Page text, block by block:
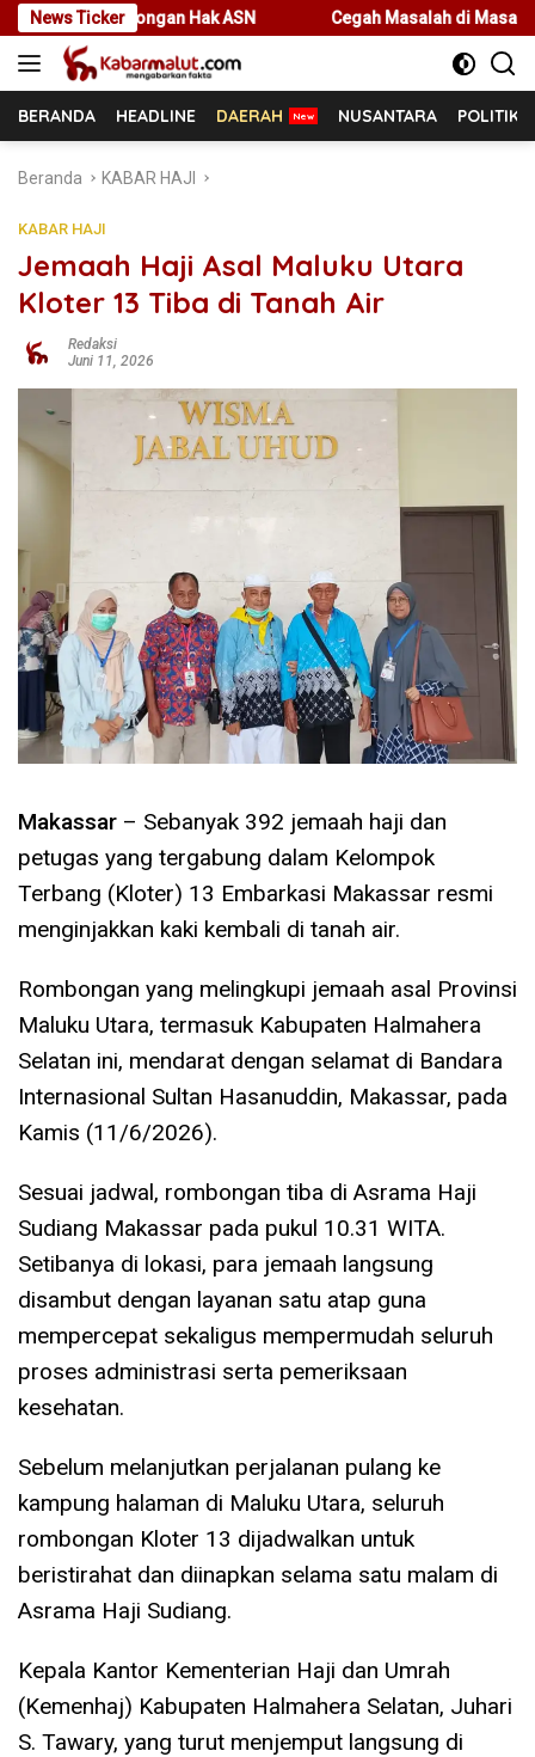
Langsung
ke
konten
News Ticker
Hak ASN Cegah Masalah di Masa Depan,
BERANDA HEADLINE DAERAH NUSANTARA POLITIK
Beranda KABAR HAJI
KABAR HAJI
Jemaah Haji Asal Maluku Utara
Kloter 13 Tiba di Tanah Air
Redaksi
Juni 11, 2026
Makassar – Sebanyak 392 jemaah haji dan
petugas yang tergabung dalam Kelompok
Terbang (Kloter) 13 Embarkasi Makassar resmi
menginjakkan kaki kembali di tanah air.
Rombongan yang melingkupi jemaah asal Provinsi
Maluku Utara, termasuk Kabupaten Halmahera
Selatan ini, mendarat dengan selamat di Bandara
Internasional Sultan Hasanuddin, Makassar, pada
Kamis (11/6/2026).
​Sesuai jadwal, rombongan tiba di Asrama Haji
Sudiang Makassar pada pukul 10.31 WITA.
Setibanya di lokasi, para jemaah langsung
disambut dengan layanan satu atap guna
mempercepat sekaligus mempermudah seluruh
proses administrasi serta pemeriksaan
kesehatan.
​Sebelum melanjutkan perjalanan pulang ke
kampung halaman di Maluku Utara, seluruh
rombongan Kloter 13 dijadwalkan untuk
beristirahat dan diinapkan selama satu malam di
Asrama Haji Sudiang.
Kepala Kantor Kementerian Haji dan Umrah
(Kemenhaj) Kabupaten Halmahera Selatan, Juhari
S. Tawary, yang turut menjemput langsung di